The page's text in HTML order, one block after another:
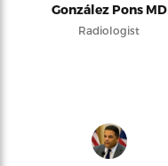
González Pons MD
Radiologist